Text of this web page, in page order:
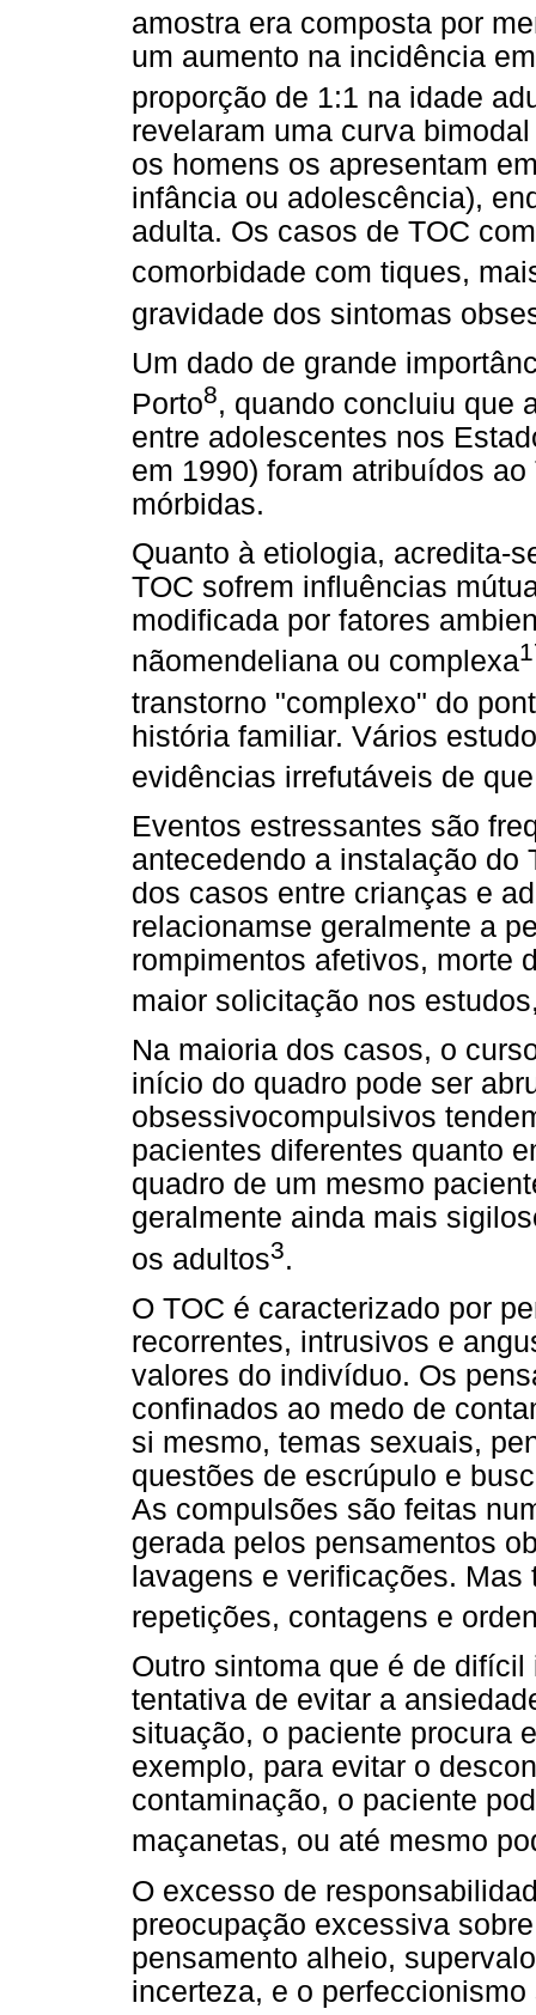
amostra era composta por
um aumento na incidência
proporção de 1:1 na idade
revelaram uma curva
os homens os apresentam
infância ou adolescência),
adulta. Os casos de TOC
comorbidade com tiques,
gravidade dos sintomas
Um dado de grande
Porto8, quando concluiu que
entre adolescentes nos
em 1990) foram atribuídos
mórbidas.
Quanto à etiologia, acredita-
TOC sofrem influências
modificada por fatores
nãomendeliana ou complexa
transtorno "complexo" do
história familiar. Vários
evidências irrefutáveis de
Eventos estressantes são
antecedendo a instalação do
dos casos entre crianças e
relacionamse geralmente a
rompimentos afetivos, morte
maior solicitação nos
Na maioria dos casos, o
início do quadro pode ser
obsessivocompulsivos
pacientes diferentes quanto
quadro de um mesmo
geralmente ainda mais
os adultos3.
O TOC é caracterizado por
recorrentes, intrusivos e
valores do indivíduo. Os
confinados ao medo de
si mesmo, temas sexuais,
questões de escrúpulo e
As compulsões são feitas
gerada pelos pensamentos
lavagens e verificações.
repetições, contagens e
Outro sintoma que é de
tentativa de evitar a
situação, o paciente procura
exemplo, para evitar o
contaminação, o paciente
maçanetas, ou até mesmo
O excesso de
preocupação excessiva
pensamento alheio,
incerteza, e o